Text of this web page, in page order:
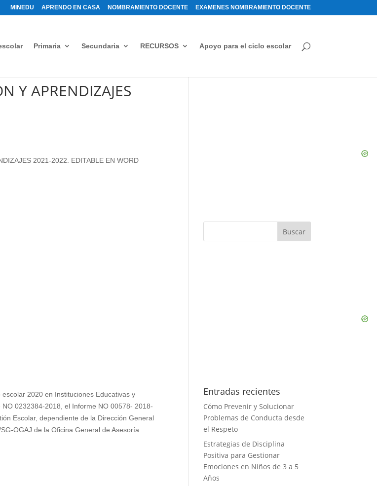
MINEDU APRENDO EN CASA NOMBRAMIENTO DOCENTE EXAMENES NOMBRAMIENTO DOCENTE
Primaria Secundaria RECURSOS Apoyo para el ciclo escolar
Y APRENDIZAJES
2021-2022. EDITABLE EN WORD
2020 en Instituciones Educativas y
0232384-2018, el Informe NO 00578- 2018-
Escolar, dependiente de la Dirección General
OGAJ de la Oficina General de Asesoría
Entradas recientes
Cómo Prevenir y Solucionar
Problemas de Conducta desde
el Respeto
Estrategias de Disciplina
Positiva para Gestionar
Emociones en Niños de 3 a 5
Años